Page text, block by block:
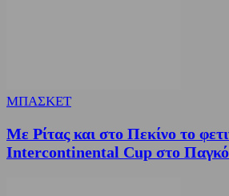
ΜΠΑΣΚΕΤ
Με Ρίτας και στο Πεκίνο το
Intercontinental Cup στο